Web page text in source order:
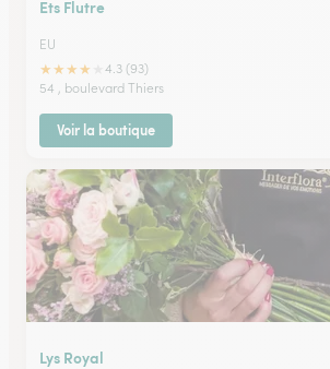
Ets Flutre
EU
★★★★
4.3 (93)
54 , boulevard Thiers
Voir la boutique
Lys Royal